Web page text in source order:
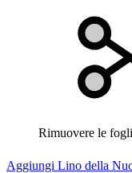
Rimuovere le
Aggiungi Lino della